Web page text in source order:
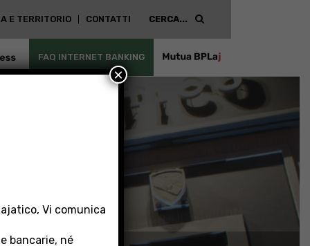
E TERRITORIO CONTATTI
FAQ INTERNET BANKING MUTUA
BPLAJ
Vi comunica
bancarie, né
×